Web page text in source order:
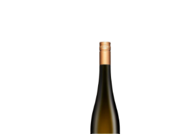
Details